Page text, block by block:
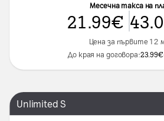
Месечна такса на
21.99€
Цена за първите 12
До края на договора:23.99€
Unlimited S